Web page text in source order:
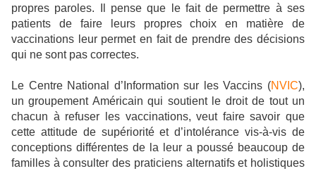
propres paroles. Il pense que le fait de permettre à ses
patients de faire leurs propres choix en matière de
vaccinations leur permet en fait de prendre des décisions
qui ne sont pas correctes.
Le Centre National d’Information sur les Vaccins (NVIC),
un groupement Américain qui soutient le droit de tout un
chacun à refuser les vaccinations, veut faire savoir que
cette attitude de supériorité et d’intolérance vis-à-vis de
conceptions différentes de la leur a poussé beaucoup de
familles à consulter des praticiens alternatifs et holistiques